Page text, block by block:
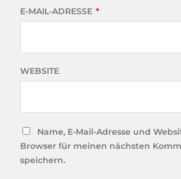
E-MAIL-ADRESSE *
WEBSITE
Name, E-Mail-Adresse und
Browser für meinen nächsten
speichern.